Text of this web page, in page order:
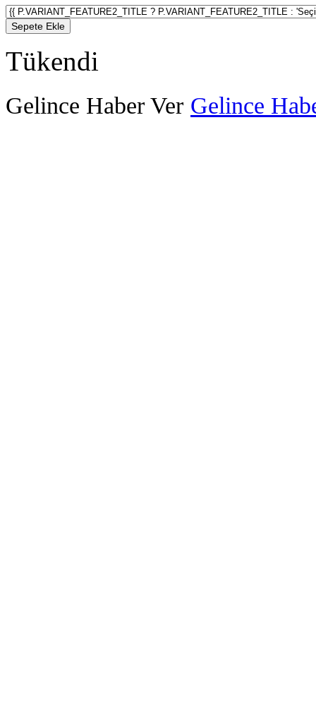
Sepete Ekle
Tükendi
Gelince Haber Ver Gelince